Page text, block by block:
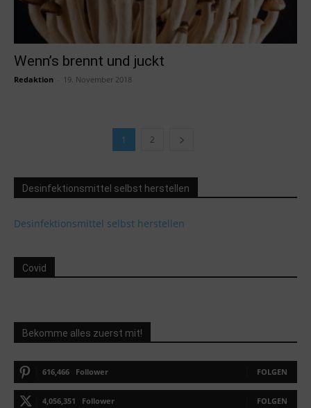
Wenn’s brennt und juckt
Redaktion 19. November 2018
1 2
Desinfektionsmittel selbst herstellen
Desinfektionsmittel selbst herstellen
Covid
Bekomme alles zuerst mit!
616,466 Follower FOLGEN
4,056,351 Follower FOLGEN